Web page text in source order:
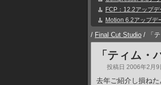
FCP：12.2アップデ
Motion 6.2アップデ
/ Final Cut Studio / 「
「ティム・
投稿日 2006年2月9
去年ご紹介し損ね